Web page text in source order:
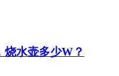
烧水壶多少W？